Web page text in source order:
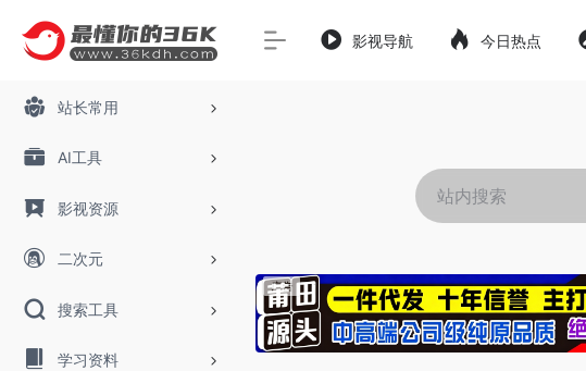
站长常用
AI工具
影视资源
二次元
搜索工具
学习资料
影视导航 今日热点